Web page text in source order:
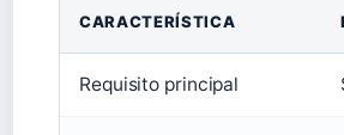
CARACTERÍSTICA
Requisito principal